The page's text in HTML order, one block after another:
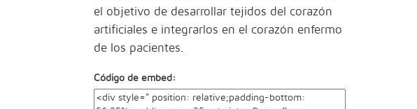
el objetivo de desarrollar tejidos del corazón
artificiales e integrarlos en el corazón enfermo
de los pacientes.
Código de embed: